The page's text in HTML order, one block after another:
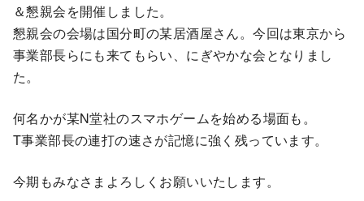
＆懇親会を開催しました。
懇親会の会場は国分町の某居酒屋さん。今回は東京から
事業部長らにも来てもらい、にぎやかな会となりまし
た。
何名かが某N堂社のスマホゲームを始める場面も。
T事業部長の連打の速さが記憶に強く残っています。
今期もみなさまよろしくお願いいたします。